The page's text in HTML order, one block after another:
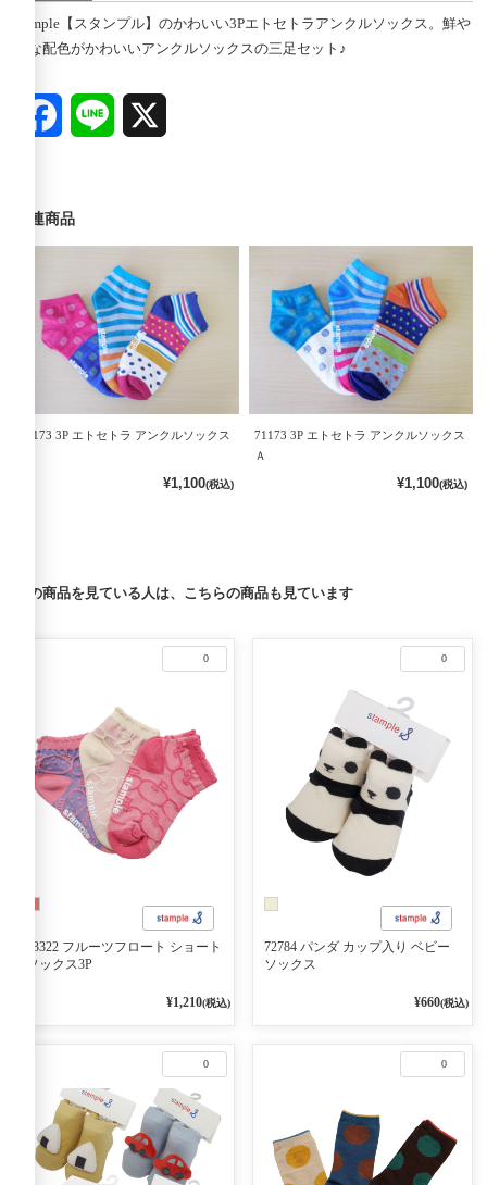
stample【スタンプル】のかわいい3Pエトセトラアンクルソックス。鮮や
かな配色がかわいいアンクルソックスの三足セット♪
FacebookLine
関連商品
71173 3P エトセトラ アンクルソックス
¥1,100(税込)
71173 3P エトセトラ アンクルソックス
Ａ
¥1,100(税込)
この商品を見ている人は、こちらの商品も見ています
0
73322 フルーツフロート ショート
ソックス3P
¥1,210(税込)
0
72784 パンダ カップ入り ベビー
ソックス
¥660(税込)
0 0